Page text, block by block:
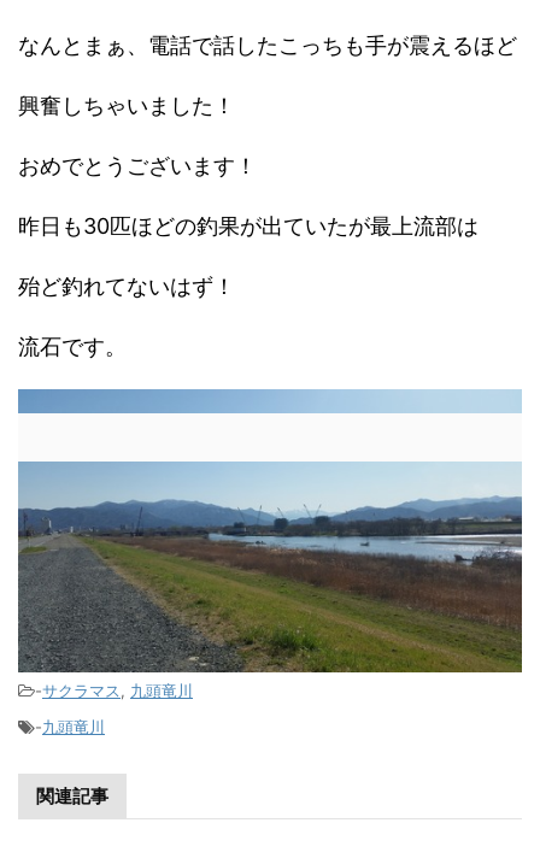
なんとまぁ、電話で話したこっちも手が震えるほど
興奮しちゃいました！
おめでとうございます！
昨日も30匹ほどの釣果が出ていたが最上流部は
殆ど釣れてないはず！
流石です。
-サクラマス, 九頭竜川
-九頭竜川
関連記事